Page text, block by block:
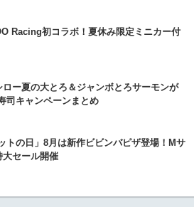
Racing初コラボ！夏休み限定ミニカー付
ロー夏の大とろ＆ジャンボとろサーモンが
司キャンペーンまとめ
トの日」8月は新作ビビンバピザ登場！Mサ
大セール開催